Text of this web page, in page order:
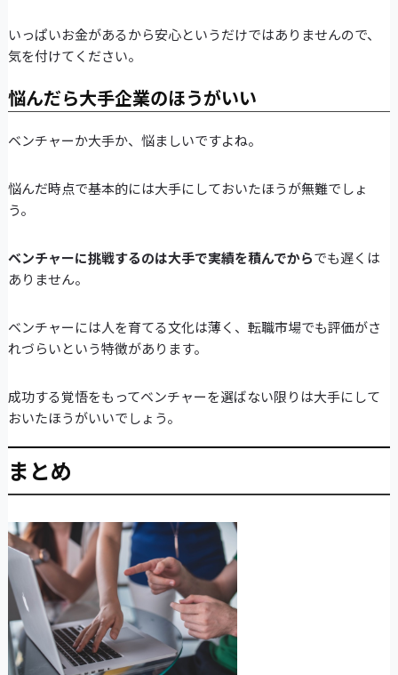
いっぱいお金があるから安心というだけではありませんので、
気を付けてください。
悩んだら大手企業のほうがいい
ベンチャーか大手か、悩ましいですよね。
悩んだ時点で基本的には大手にしておいたほうが無難でしょ
う。
ベンチャーに挑戦するのは大手で実績を積んでからでも遅くは
ありません。
ベンチャーには人を育てる文化は薄く、転職市場でも評価がさ
れづらいという特徴があります。
成功する覚悟をもってベンチャーを選ばない限りは大手にして
おいたほうがいいでしょう。
まとめ